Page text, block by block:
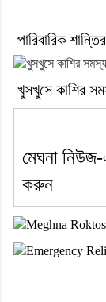
পারিবারিক
খুসখুসে কাশির
মেঘনা
করুন